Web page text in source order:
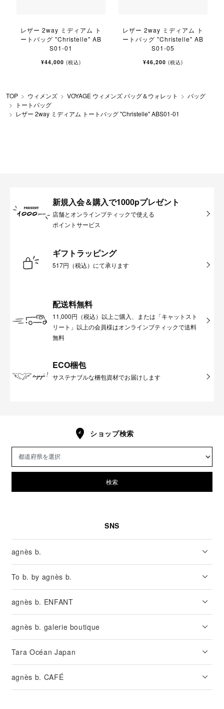
レザー 2way ミディアム ト
ートバッグ "Christelle" AB
S01-01
¥44,000 (税込)
レザー 2way ミディアム ト
ートバッグ "Christelle" AB
S01-05
¥46,200 (税込)
TOP ウィメンズ VOYAGE ウィメンズ バッグ＆ウォレット
バッグ
トートバッグ
レザー 2way ミディアム トートバッグ "Christelle" ABS01-01
新規入会＆購入で1000pプレゼント
店舗とオンラインブティックで使える
ポイントサービス
ギフトラッピング
517円（税込）にて承ります
配送料無料
11,000円（税込）以上ご購入、または「キャットスト
リート」以上の会員様はオンラインブティックで送料
無料
ECO梱包
サステナブルな梱包資材でお届けします
ショップ検索
検索
SNS
agnès b.
To b. by agnès b.
agnès b. ENFANT
agnès b. galerie boutique
Tara Océan Japan
agnès b. CAFÉ